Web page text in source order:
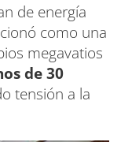
de energía
como una
megavatios
de 30
tensión a la